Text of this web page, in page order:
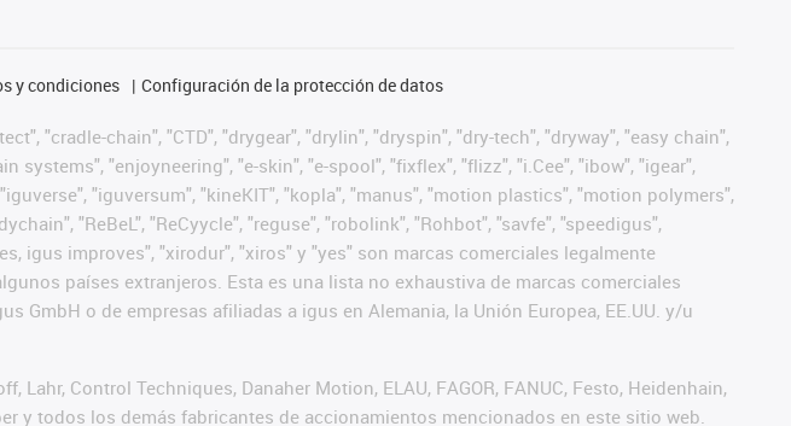
y condiciones Configuración de la protección de datos
"cradle-chain", "CTD", "drygear", "drylin", "dryspin", "dry-tech", "dryway", "easy chain",
systems", "enjoyneering", "e-skin", "e-spool", "fixflex", "flizz", "i.Cee", "ibow", "igear",
"iguversum", "kineKIT", "kopla", "manus", "motion plastics", "motion polymers",
"ReBeL", "ReCyycle", "reguse", "robolink", "Rohbot", "savfe", "speedigus",
igus improves", "xirodur", "xiros" y "yes" son marcas comerciales legalmente
países extranjeros. Esta es una lista no exhaustiva de marcas comerciales
o de empresas afiliadas a igus en Alemania, la Unión Europea, EE.UU. y/u
Control Techniques, Danaher Motion, ELAU, FAGOR, FANUC, Festo, Heidenhain,
y todos los demás fabricantes de accionamientos mencionados en este sitio web.